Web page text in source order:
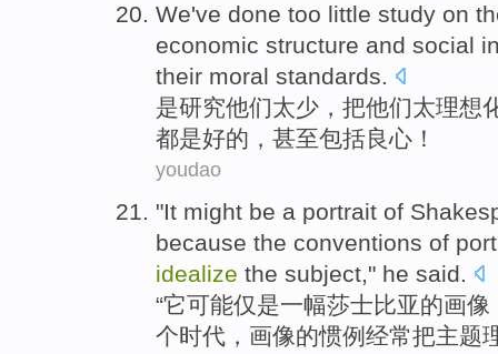
We've done too little study on
economic structure and social
their moral standards.
是研究他们太少 ，把他们太理想
都是好的， 甚至包括良心！
youdao
"It might be a portrait of
because the conventions of
idealize the subject," he said.
“它可能仅是一幅莎士比亚的画像
个时代 ， 画像的惯例 经常把主题